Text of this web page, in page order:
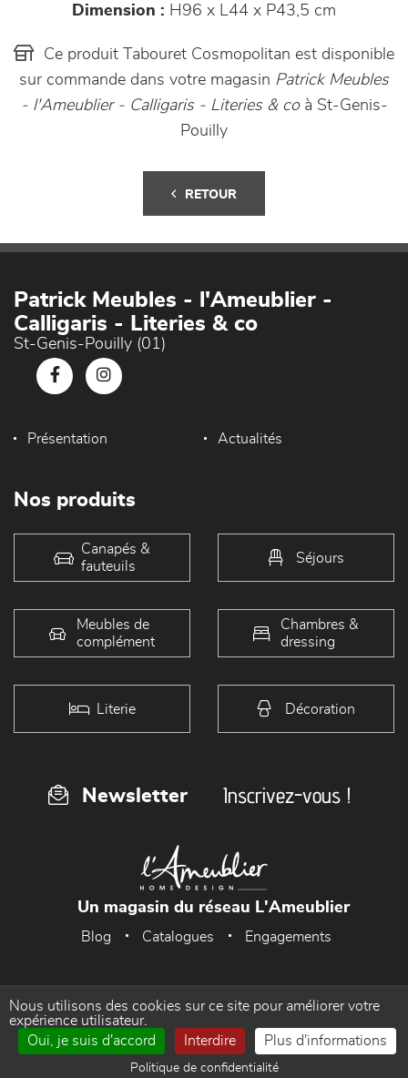
Dimension : H96 x L44 x P43,5 cm
Ce produit Tabouret Cosmopolitan est disponible
sur commande dans votre magasin Patrick Meubles
- l'Ameublier - Calligaris - Literies & coà St-Genis-
Pouilly
RETOUR
Patrick Meubles - l'Ameublier -
Calligaris - Literies & co
St-Genis-Pouilly (01)
Présentation Actualités
Nos produits
Canapés &
fauteuils
Séjours
Meubles de
complément
Chambres &
dressing
Literie Décoration
Newsletter Inscrivez-vous !
Un magasin du réseau L'Ameublier
Blog Catalogues Engagements
Accueil Mentions Légales
Politique de confidentialité Gestion des cookies
Nous utilisons des cookies sur ce site pour améliorer votre
expérience utilisateur.
Oui, je suis d'accord
Interdire Plus d'informations
Politique de confidentialité